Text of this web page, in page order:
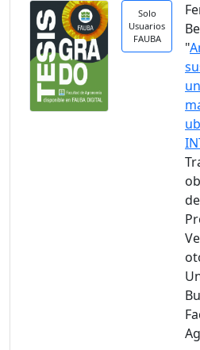
Solo
Usuarios
FAUBA
"